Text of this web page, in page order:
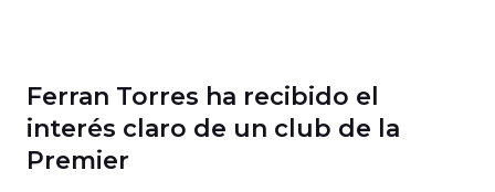
Ferran Torres ha recibido el
interés claro de un club de la
Premier